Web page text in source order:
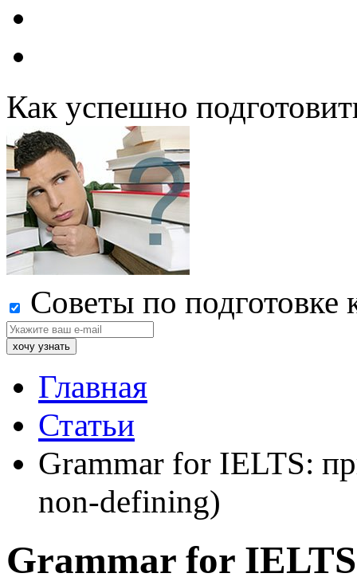
Как успешно
Советы по подготовке
Главная
Статьи
Grammar for IELTS:
non-defining)
Grammar for